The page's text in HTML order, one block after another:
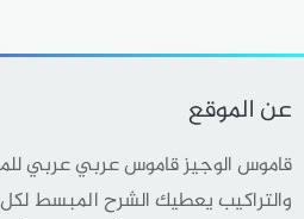
عن الموقع
قاموس الوجيز قاموس عربي عربي
والتراكيب يعطيك الشرح المبسط لكل